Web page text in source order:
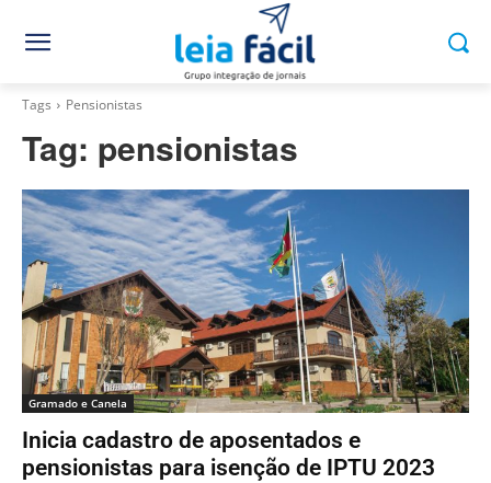
Tags Pensionistas
Tag: pensionistas
Gramado e Canela
Inicia cadastro de aposentados e
pensionistas para isenção de IPTU 2023